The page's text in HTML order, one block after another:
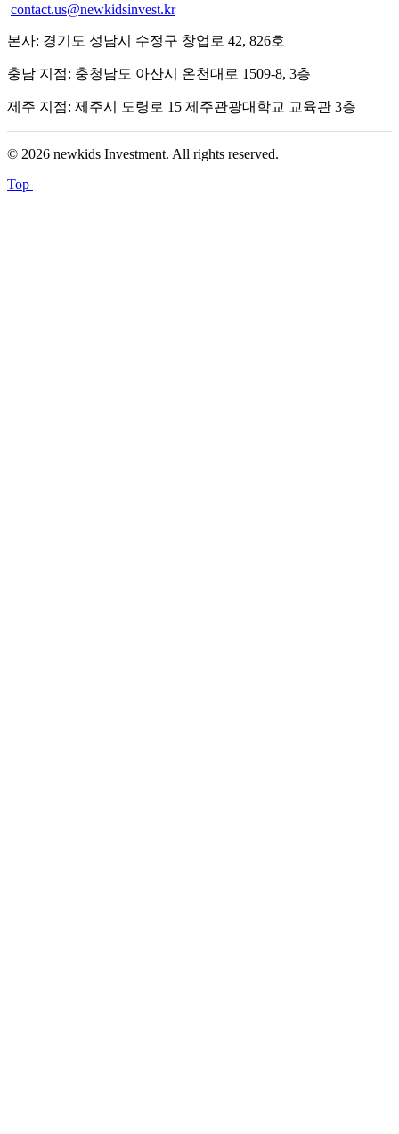
contact.us@newkidsinvest.kr
본사: 경기도 성남시 수정구 창업로 42, 826호
충남 지점: 충청남도 아산시 온천대로 1509-8, 3층
제주 지점: 제주시 도령로 15 제주관광대학교 교육관 3층
© 2026 newkids Investment. All rights reserved.
Top